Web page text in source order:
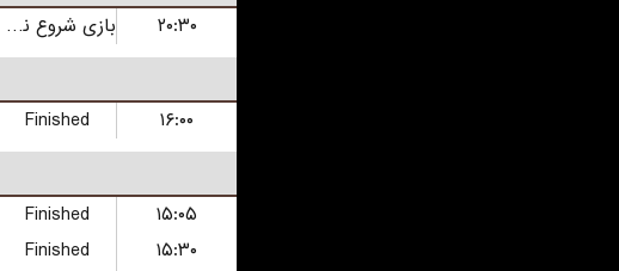
بازی شروع نشده است
۲۰:۳۰
Finished
۱۶:۰۰
Finished
۱۵:۰۵
Finished
۱۵:۳۰